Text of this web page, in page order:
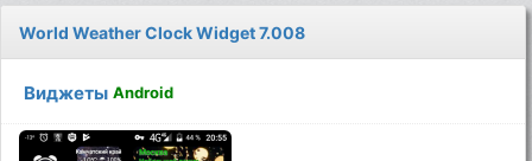
World Weather Clock Widget 7.008
Виджеты Android